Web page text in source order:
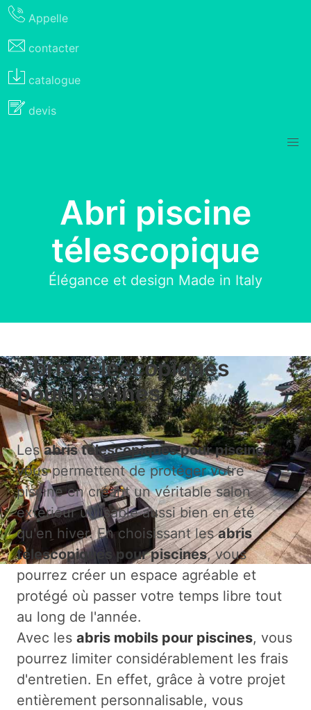
Appelle
contacter
catalogue
devis
Abri piscine
télescopique
Élégance et design Made in Italy
Abris télescopiques
pour piscines
Lesabris télescopiques pour piscine
vous permettent de protéger votre
piscine en créant un véritable salon
extérieur utilisable aussi bien en été
qu'en hiver. En choisissant lesabris
télescopiques pour piscines, vous
pourrez créer un espace agréable et
protégé où passer votre temps libre tout
au long de l'année.
Avec les abris mobils pour piscines, vous
pourrez limiter considérablement les frais
d'entretien. En effet, grâce à votre projet
entièrement personnalisable, vous